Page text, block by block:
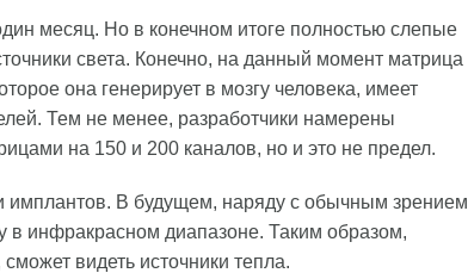
месяц. Но в конечном итоге полностью слепые
света. Конечно, на данный момент матрица
она генерирует в мозгу человека, имеет
Тем не менее, разработчики намерены
на 150 и 200 каналов, но и это не предел.
имплантов. В будущем, наряду с обычным зрением
в инфракрасном диапазоне. Таким образом,
видеть источники тепла.